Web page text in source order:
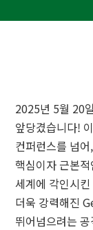
2025년 5월 20
앞당겼습니다!
컨퍼런스를 넘
핵심이자 근본
세계에 각인시
더욱 강력해진
뛰어넘으려는